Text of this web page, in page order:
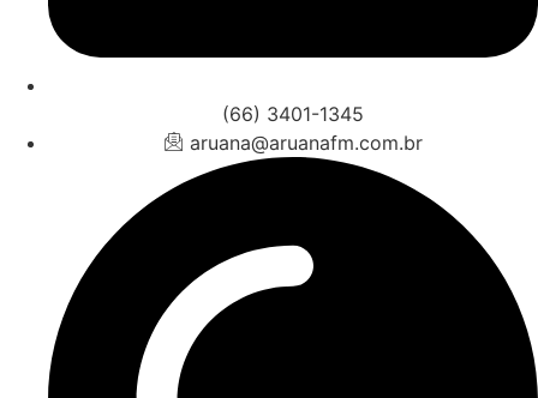
(66) 3401-1345
aruana@aruanafm.com.br